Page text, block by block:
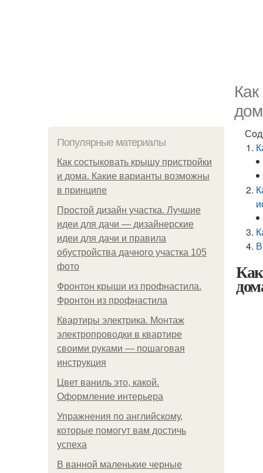
Популярные материалы
Как состыковать крышу пристройки
и дома. Какие варианты возможны
в принципе
Простой дизайн участка. Лучшие
идеи для дачи — дизайнерские
идеи для дачи и правила
обустройства дачного участка 105
фото
Фронтон крыши из профнастила.
Фронтон из профнастила
Квартиры электрика. Монтаж
электропроводки в квартире
своими руками — пошаговая
инструкция
Цвет ваниль это, какой.
Оформление интерьера
Упражнения по английскому,
которые помогут вам достичь
успеха
В ванной маленькие черные